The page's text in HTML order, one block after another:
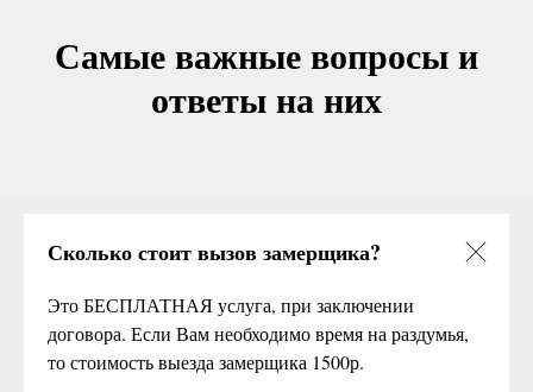
Самые важные вопросы и
ответы на них
Сколько стоит вызов замерщика?
Это БЕСПЛАТНАЯ услуга, при заключении
договора. Если Вам необходимо время на раздумья,
то стоимость выезда замерщика 1500р.